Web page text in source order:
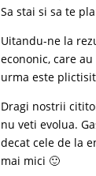
Sa stai si sa te
Uitandu-ne la
econonic, care
urma este
Dragi nostrii
nu veti evolua.
decat cele de la
mai mici 🙂